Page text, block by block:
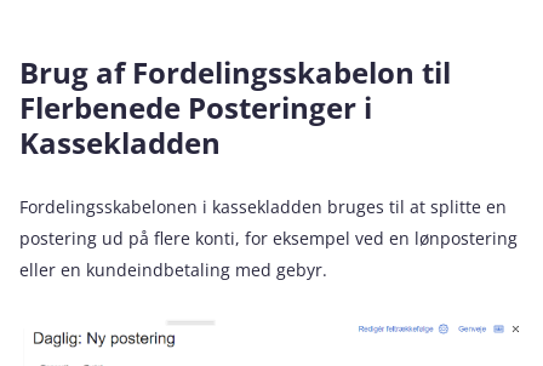
Brug af Fordelingsskabelon til
Flerbenede Posteringer i
Kassekladden
Fordelingsskabelonen i kassekladden bruges til at splitte en
postering ud på flere konti, for eksempel ved en lønpostering
eller en kundeindbetaling med gebyr.